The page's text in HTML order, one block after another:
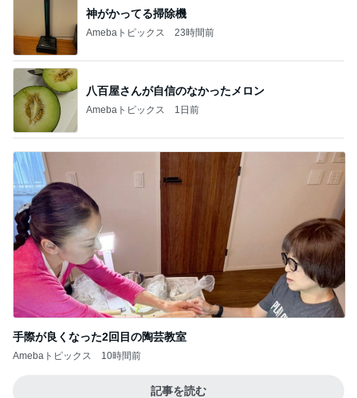
神がかってる掃除機
Amebaトピックス 23時間前
八百屋さんが自信のなかったメロン
Amebaトピックス 1日前
手際が良くなった2回目の陶芸教室
Amebaトピックス 10時間前
記事を読む